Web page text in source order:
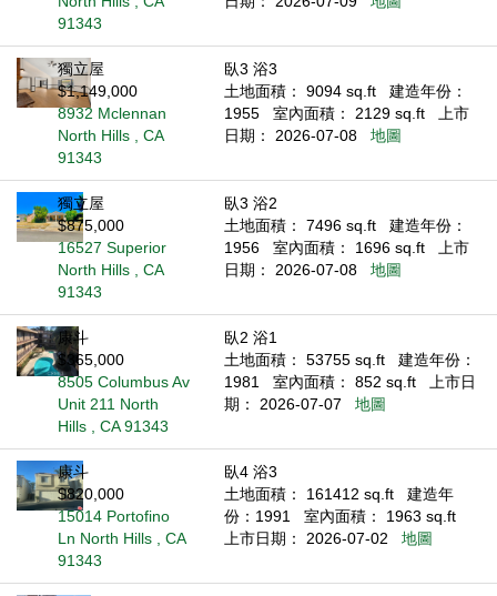
91343
獨立屋
$1,149,000
8932 Mclennan
North Hills , CA
91343
臥3 浴3
土地面積： 9094 sq.ft
建造年份：
1955
室內面積： 2129 sq.ft
上市
日期： 2026-07-08
地圖
獨立屋
$875,000
16527 Superior
North Hills , CA
91343
臥3 浴2
土地面積： 7496 sq.ft
建造年份：
1956
室內面積： 1696 sq.ft
上市
日期： 2026-07-08
地圖
康斗
$365,000
8505 Columbus Av
Unit 211 North
Hills , CA 91343
臥2 浴1
土地面積： 53755 sq.ft
建造年份：
1981
室內面積： 852 sq.ft
上市日
期： 2026-07-07
地圖
康斗
$820,000
15014 Portofino
Ln North Hills , CA
91343
臥4 浴3
土地面積： 161412 sq.ft
建造年
份：1991
室內面積： 1963 sq.ft
上市日期： 2026-07-02
地圖